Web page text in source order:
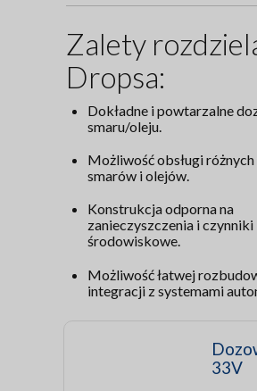
Zalety
Dropsa:
Dokładne i powtarzalne
smaru/oleju.
Możliwość obsługi
smarów i olejów.
Konstrukcja odporna na
zanieczyszczenia i czynniki
środowiskowe.
Możliwość łatwej
integracji z systemami
33V